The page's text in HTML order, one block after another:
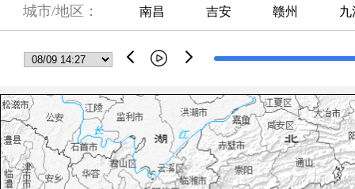
城市/地区： 南昌 吉安 赣州 九